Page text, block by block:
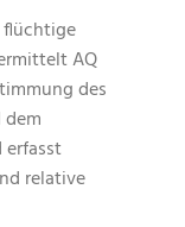
AQ
des
erfasst
relative